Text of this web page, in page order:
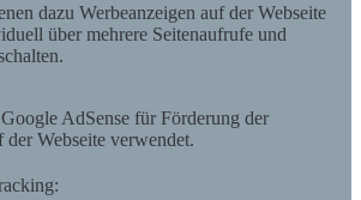
dazu Werbeanzeigen auf der Webseite
über mehrere Seitenaufrufe und
AdSense für Förderung der
Webseite verwendet.